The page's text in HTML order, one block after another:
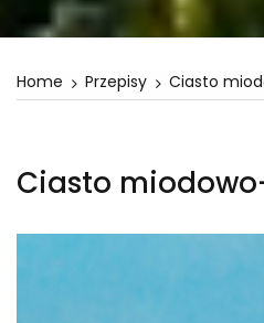
Home Przepisy Ciasto
Ciasto